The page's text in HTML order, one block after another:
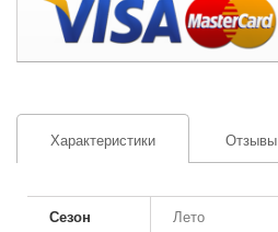
Характеристики Отзывы
Сезон Лето